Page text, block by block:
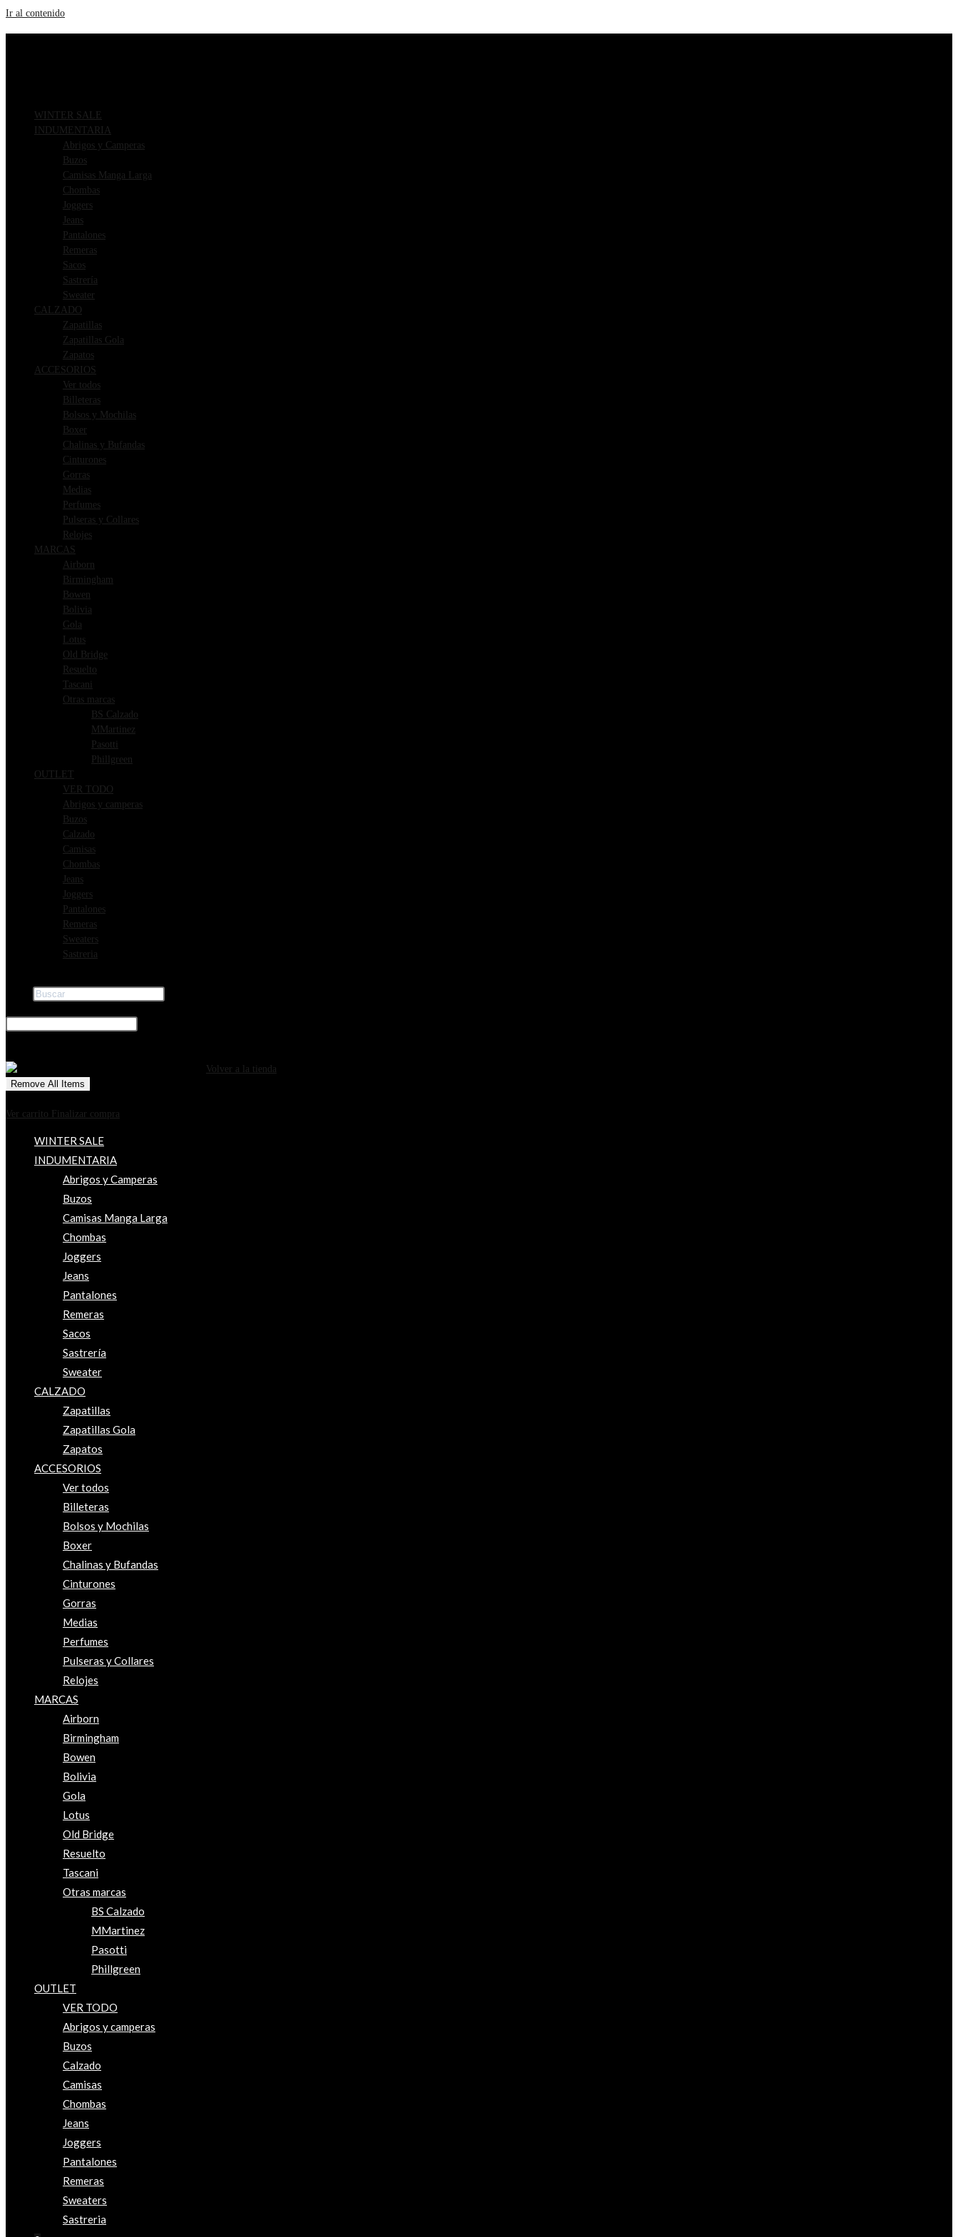
Ir al contenido
WINTER SALE
INDUMENTARIA
Abrigos y Camperas
Buzos
Camisas Manga Larga
Chombas
Joggers
Jeans
Pantalones
Remeras
Sacos
Sastrería
Sweater
CALZADO
Zapatillas
Zapatillas Gola
Zapatos
ACCESORIOS
Ver todos
Billeteras
Bolsos y Mochilas
Boxer
Chalinas y Bufandas
Cinturones
Gorras
Medias
Perfumes
Pulseras y Collares
Relojes
MARCAS
Airborn
Birmingham
Bowen
Bolivia
Gola
Lotus
Old Bridge
Resuelto
Tascani
Otras marcas
BS Calzado
MMartinez
Pasotti
Phillgreen
OUTLET
VER TODO
Abrigos y camperas
Buzos
Calzado
Camisas
Chombas
Jeans
Joggers
Pantalones
Remeras
Sweaters
Sastreria
Volver a la tienda
Remove All Items
Ver carrito
Finalizar compra
WINTER SALE
INDUMENTARIA
Abrigos y Camperas
Buzos
Camisas Manga Larga
Chombas
Joggers
Jeans
Pantalones
Remeras
Sacos
Sastrería
Sweater
CALZADO
Zapatillas
Zapatillas Gola
Zapatos
ACCESORIOS
Ver todos
Billeteras
Bolsos y Mochilas
Boxer
Chalinas y Bufandas
Cinturones
Gorras
Medias
Perfumes
Pulseras y Collares
Relojes
MARCAS
Airborn
Birmingham
Bowen
Bolivia
Gola
Lotus
Old Bridge
Resuelto
Tascani
Otras marcas
BS Calzado
MMartinez
Pasotti
Phillgreen
OUTLET
VER TODO
Abrigos y camperas
Buzos
Calzado
Camisas
Chombas
Jeans
Joggers
Pantalones
Remeras
Sweaters
Sastreria